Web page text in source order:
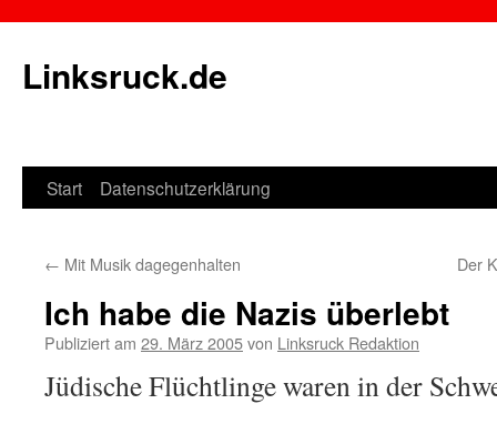
Linksruck.de
Springe
Inhalt
Start Datenschutzerklärung
← Mit Musik dagegenhalten Der
Ich habe die Nazis überlebt
Publiziert am 29. März 2005von Linksruck Redaktion
Jüdische Flüchtlinge waren in der